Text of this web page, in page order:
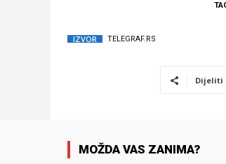
IZVOR TELEGRAF.RS
Dijeliti
MOŽDA VAS ZANIMA?